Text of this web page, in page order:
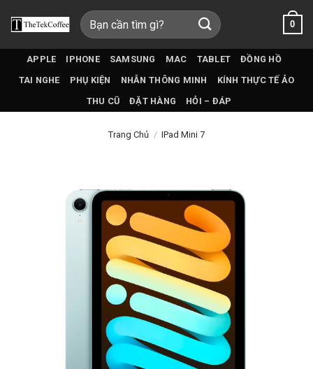
qua
Tìm
kiếm:
0
APPLE IPHONE SAMSUNG MAC TABLET
ĐỒNG HỒ
TAI NGHE
PHỤ KIỆN NHẪN THÔNG MINH
KÍNH THỰC TẾ ẢO
THU CŨ
ĐẶT HÀNG HỎI – ĐÁP
Trang Chủ / IPad Mini 7